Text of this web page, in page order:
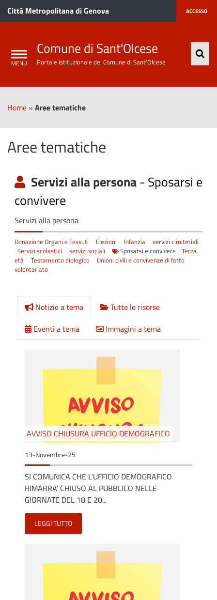
Città Metropolitana di Genova ACCESSO
Comune di Sant'Olcese
Portale istituzionale del Comune di Sant'Olcese
Home » Aree tematiche
Aree tematiche
Servizi alla persona- Sposarsi e
convivere
Servizi alla persona
Donazione Organi e Tessuti Elezioni Infanzia
servizi cimiteriali
Servizi scolastici
servizi sociali Sposarsi e convivere Terza
età
Testamento biologico
Unioni civili e convivenze di fatto
volontariato
Notizie a tema
Tutte le risorse
Eventi a tema
Immagini a tema
AVVISO CHIUSURA UFFICIO DEMOGRAFICO
13-Novembre-25
SI COMUNICA CHE L'UFFICIO DEMOGRAFICO
RIMARRA' CHIUSO AL PUBBLICO NELLE
GIORNATE DEL 18 E 20...
LEGGI TUTTO